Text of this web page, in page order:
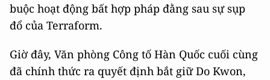
buộc hoạt động bất hợp pháp đằng sau sự sụp
đổ của Terraform.
Giờ đây, Văn phòng Công tố Hàn Quốc cuối cùng
đã chính thức ra quyết định bắt giữ Do Kwon,